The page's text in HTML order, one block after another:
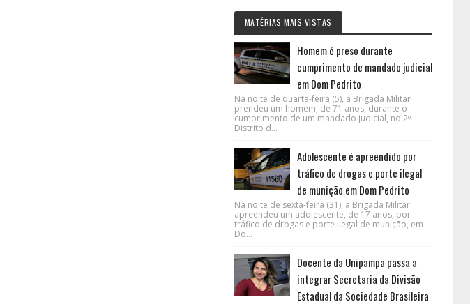
MATÉRIAS MAIS VISTAS
Homem é preso durante
cumprimento de mandado judicial
em Dom Pedrito
Na noite de quarta-feira (5), a Brigada Militar
prendeu um homem, de 71 anos, durante o
cumprimento de um mandado judicial, no 2º
Distrito d...
Adolescente é apreendido por
tráfico de drogas e porte ilegal
de munição em Dom Pedrito
Na noite de sexta-feira (31), a Brigada Militar
apreendeu um adolescente, de 17 anos, por
tráfico de drogas e porte ilegal de munição, em
Do...
Docente da Unipampa passa a
integrar Secretaria da Divisão
Estadual da Sociedade Brasileira